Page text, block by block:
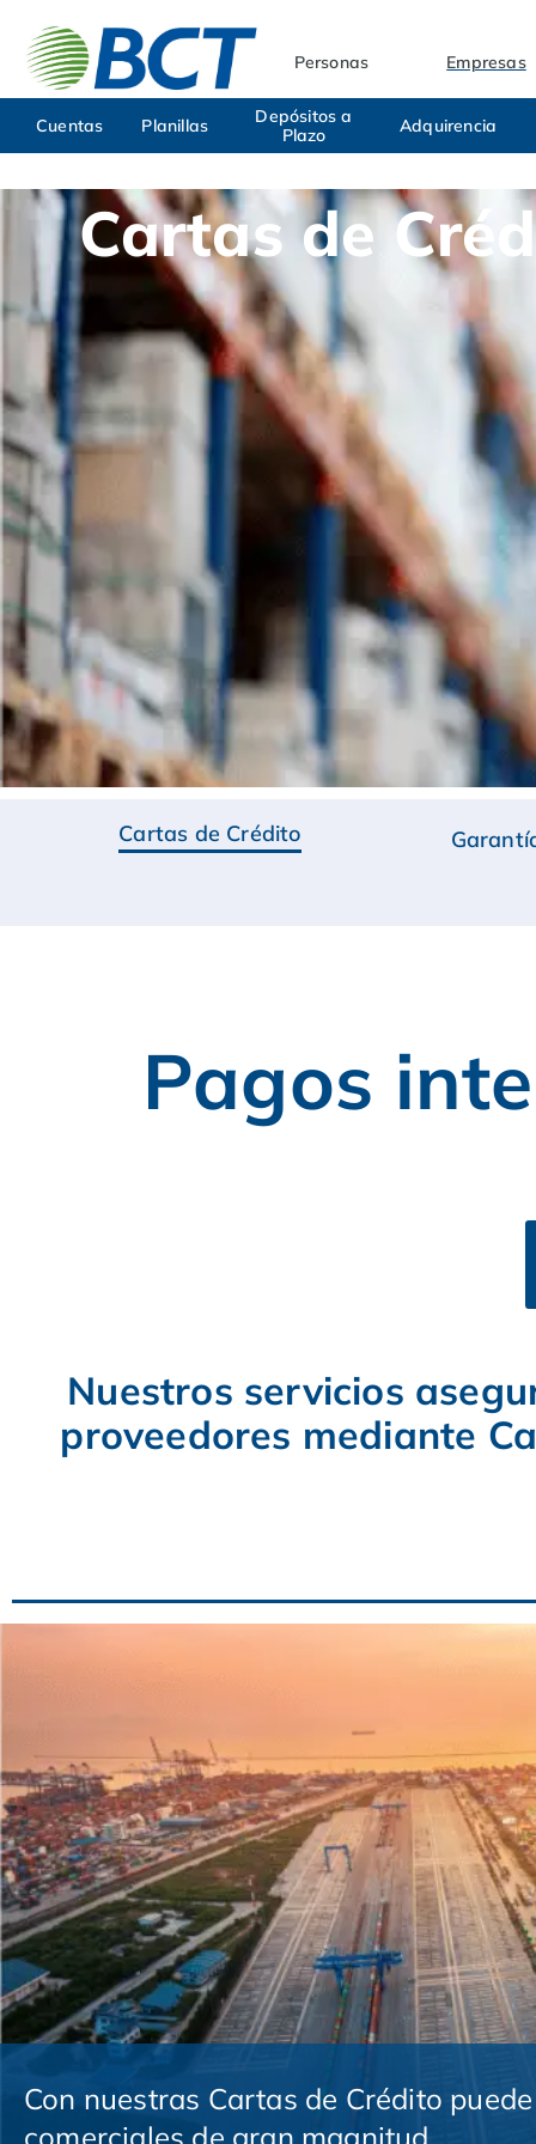
Personas Empresas
Cuentas Planillas
Depósitos a
Plazo
Adquirencia
Cartas de
Cartas de Crédito
Pagos
Nuestros servicios
proveedores mediante
Con nuestras Cartas de Crédito
comerciales de gran magnitud.